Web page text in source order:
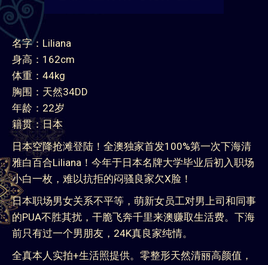
名字：Liliana
身高：162cm
体重：44kg
胸围：天然34DD
年龄：22岁
籍贯：日本
日本空降抢滩登陆！全澳独家首发100%第一次下海清
雅白百合Liliana！今年于日本名牌大学毕业后初入职场
小白一枚，难以抗拒的闷骚良家欠X脸！
日本职场男女关系不平等，萌新女员工对男上司和同事
的PUA不胜其扰，干脆飞奔千里来澳赚取生活费。下海
前只有过一个男朋友，24K真良家纯情。
全真本人实拍+生活照提供。零整形天然清丽高颜值，